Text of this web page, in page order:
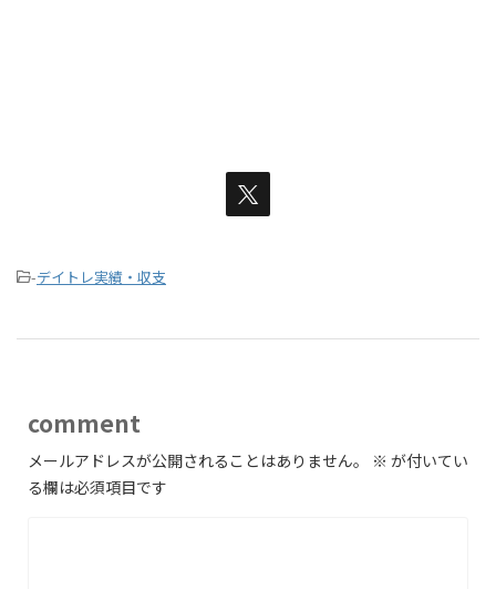
-デイトレ実績・収支
comment
メールアドレスが公開されることはありません。 ※ が付いてい
る欄は必須項目です